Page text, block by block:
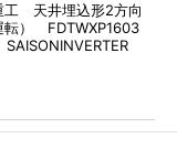
天井埋込形2方向
転） FDTWXP1603